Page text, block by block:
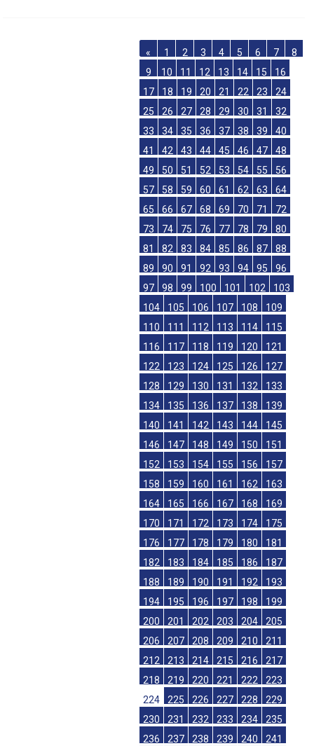
« 1 2 3 4 5 6 7
8
9
10 11 12 13 14 15
16
17
18 19 20 21 22 23
24
25
26 27 28 29 30 31
32
33
34 35 36 37 38 39
40
41
42 43 44 45 46 47
48
49
50 51 52 53 54 55
56
57
58 59 60 61 62 63
64
65
66 67 68 69 70 71
72
73
74 75 76 77 78 79
80
81
82 83 84 85 86 87
88
89
90 91 92 93 94 95
96
97
98 99 100 101 102
103
104
105 106 107 108
109
110
111 112 113 114
115
116
117 118 119 120
121
122
123 124 125 126
127
128
129 130 131 132
133
134
135 136 137 138
139
140
141 142 143 144
145
146
147 148 149 150
151
152
153 154 155 156
157
158
159 160 161 162
163
164
165 166 167 168
169
170
171 172 173 174
175
176
177 178 179 180
181
182
183 184 185 186
187
188
189 190 191 192
193
194
195 196 197 198
199
200
201 202 203 204
205
206
207 208 209 210
211
212
213 214 215 216
217
218
219 220 221 222
223
224
225 226 227 228
229
230
231 232 233 234
235
236
237 238 239 240
241